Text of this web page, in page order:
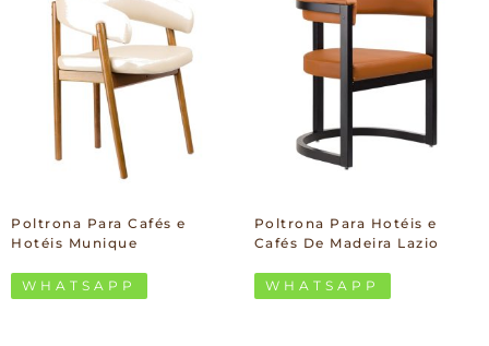
Poltrona Para Cafés e
Hotéis Munique
WHATSAPP
Poltrona Para Hotéis e
Cafés De Madeira Lazio
WHATSAPP